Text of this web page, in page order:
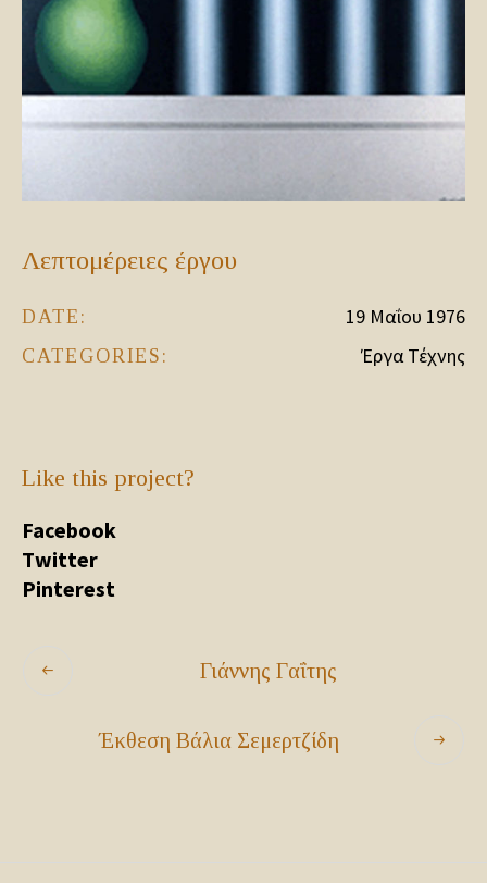
Λεπτομέρειες έργου
DATE: 19 Μαΐου 1976
CATEGORIES: Έργα Τέχνης
Like this project?
Facebook
Twitter
Pinterest
Γιάννης Γαΐτης
Έκθεση Βάλια Σεμερτζίδη